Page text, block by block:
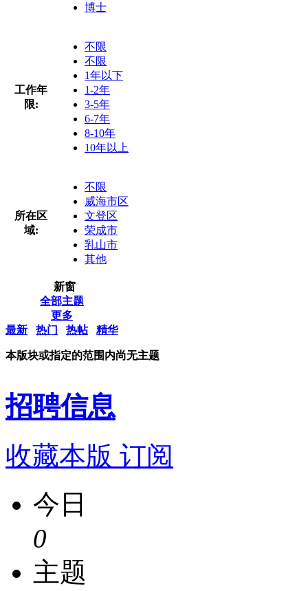
博士
工作年
限:
不限
不限
1年以下
1-2年
3-5年
6-7年
8-10年
10年以上
所在区
域:
不限
威海市区
文登区
荣成市
乳山市
其他
新窗
全部主题
更多
最新
热门 热帖 精华
本版块或指定的范围内尚无主题
招聘信息
收藏本版 订阅
今日
0
主题